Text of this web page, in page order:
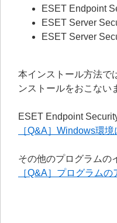
ESET Endpoint
ESET Server
ESET Server
本インストール方法で
ンストールをおこない
ESET Endpoint
［Q&A］Windows環
その他のプログラムの
［Q&A］プログラム